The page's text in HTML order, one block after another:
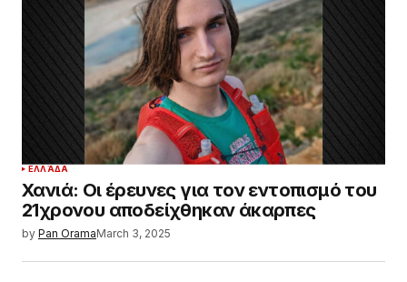
ΕΛΛΆΔΑ
Χανιά: Οι έρευνες για τον εντοπισμό του
21χρονου αποδείχθηκαν άκαρπες
by Pan OramaMarch 3, 2025